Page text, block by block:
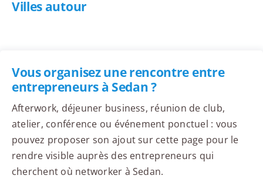
Villes autour
Vous organisez une rencontre entre
entrepreneurs à Sedan ?
Afterwork, déjeuner business, réunion de club,
atelier, conférence ou événement ponctuel : vous
pouvez proposer son ajout sur cette page pour le
rendre visible auprès des entrepreneurs qui
cherchent où networker à Sedan.